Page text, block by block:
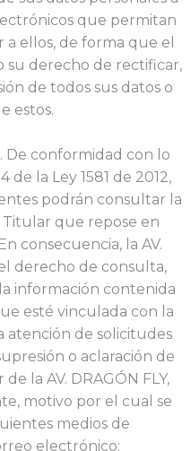
que permitan
ellos, de forma que el
derecho de rectificar,
de todos sus datos o
estos.
De conformidad con lo
la Ley 1581 de 2012,
podrán consultar la
que repose en
consecuencia, la AV.
derecho de consulta,
información contenida
esté vinculada con la
atención de solicitudes
o aclaración de
la AV. DRAGÓN FLY,
motivo por el cual se
medios de
electrónico: